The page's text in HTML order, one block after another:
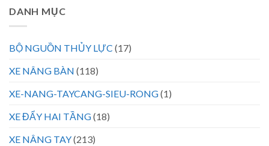
DANH MỤC
BỘ NGUỒN THỦY LỰC (17)
XE NÂNG BÀN (118)
XE-NANG-TAYCANG-SIEU-RONG(1)
XE ĐẨY HAI TẦNG(18)
XE NÂNG TAY(213)